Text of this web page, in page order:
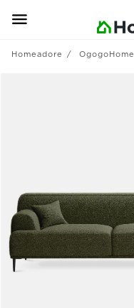
Homeadore OgogoHome